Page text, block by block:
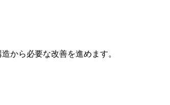
から必要な改善を進めます。